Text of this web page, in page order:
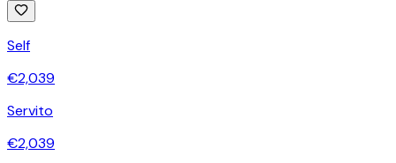
Self
€2,039
Servito
€2,039